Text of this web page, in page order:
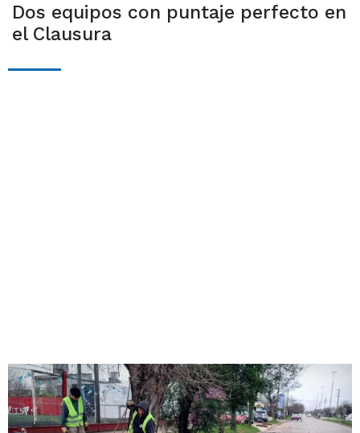
Dos equipos con puntaje perfecto en
el Clausura